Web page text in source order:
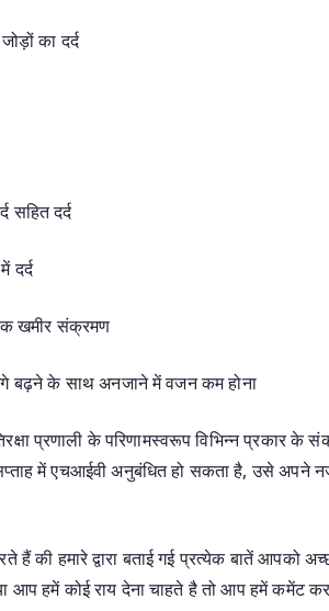
का दर्द
सहित दर्द
दर्द
खमीर संक्रमण
बढ़ने के साथ अनजाने में वजन कम होना
प्रणाली के परिणामस्वरूप विभिन्न
में एचआईवी अनुबंधित हो सकता है, उसे अपने
हैं की हमारे द्वारा बताई गई प्रत्येक बातें
आप हमें कोई राय देना चाहते है तो आप हमें कमेंट